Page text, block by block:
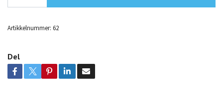
Artikkelnummer: 62
Del